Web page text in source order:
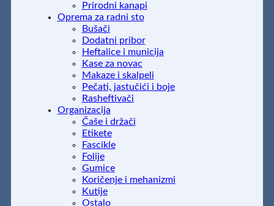
Prirodni kanapi
Oprema za radni sto
Bušači
Dodatni pribor
Heftalice i municija
Kase za novac
Makaze i skalpeli
Pečati, jastučići i boje
Rasheftivači
Organizacija
Čaše i držači
Etikete
Fascikle
Folije
Gumice
Koričenje i mehanizmi
Kutije
Ostalo